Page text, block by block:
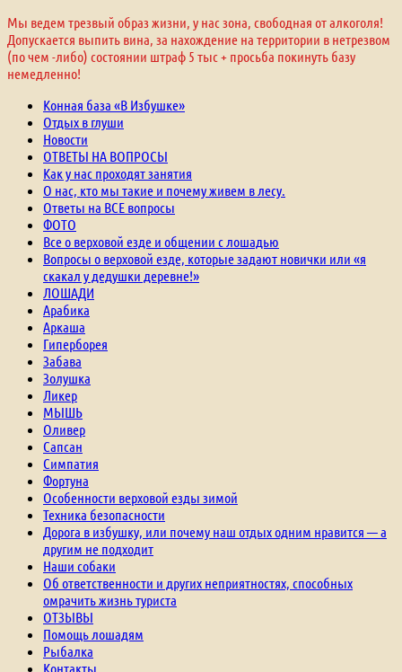
Мы ведем трезвый образ жизни, у нас зона, свободная от алкоголя!
Допускается выпить вина, за нахождение на территории в нетрезвом
(по чем -либо) состоянии штраф 5 тыс + просьба покинуть базу
немедленно!
Конная база «В Избушке»
Отдых в глуши
Новости
ОТВЕТЫ НА ВОПРОСЫ
Как у нас проходят занятия
О нас, кто мы такие и почему живем в лесу.
Ответы на ВСЕ вопросы
ФОТО
Все о верховой езде и общении с лошадью
Вопросы о верховой езде, которые задают новички или «я
скакал у дедушки деревне!»
ЛОШАДИ
Арабика
Аркаша
Гиперборея
Забава
Золушка
Ликер
МЫШЬ
Оливер
Сапсан
Симпатия
Фортуна
Особенности верховой езды зимой
Техника безопасности
Дорога в избушку, или почему наш отдых одним нравится — а
другим не подходит
Наши собаки
Об ответственности и других неприятностях, способных
омрачить жизнь туриста
ОТЗЫВЫ
Помощь лошадям
Рыбалка
Контакты